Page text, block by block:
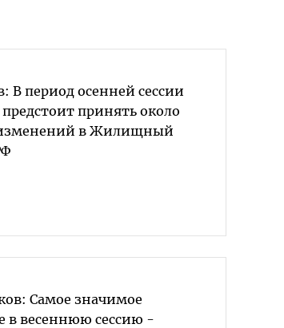
В период осенней сессии
принять около
в Жилищный
Самое значимое
в весеннюю сессию -